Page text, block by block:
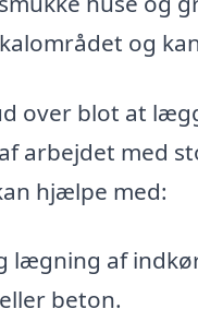
og
over blot at
arbejdet med
hjælpe med:
lægning af
beton.